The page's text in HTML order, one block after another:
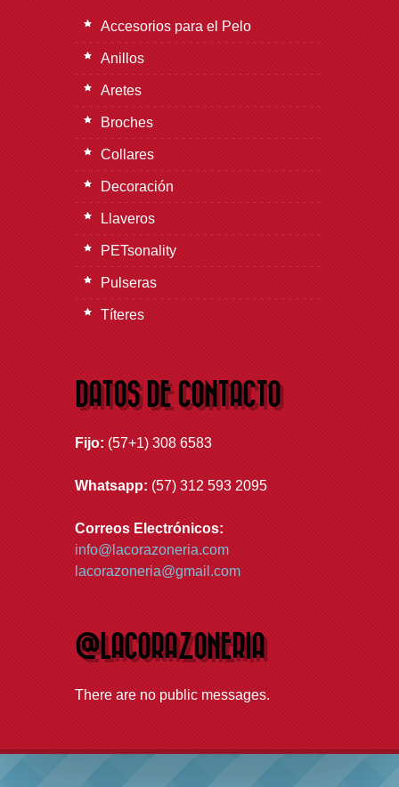
Accesorios para el Pelo
Anillos
Aretes
Broches
Collares
Decoración
Llaveros
PETsonality
Pulseras
Títeres
DATOS DE CONTACTO
Fijo: (57+1) 308 6583
Whatsapp: (57) 312 593 2095
Correos Electrónicos:
info@lacorazoneria.com
lacorazoneria@gmail.com
@LACORAZONERIA
There are no public messages.